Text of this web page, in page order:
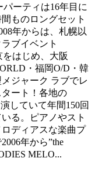
ーティは16年目に
ものロングセット
年からは、札幌以
ブイベント
をはじめ、大阪
・福岡O/D・韓
ジャーク ラブでレ
ート！各地の
していて年間150回
る。ピアノやスト
ディアスな楽曲プ
年から”the
MELO...